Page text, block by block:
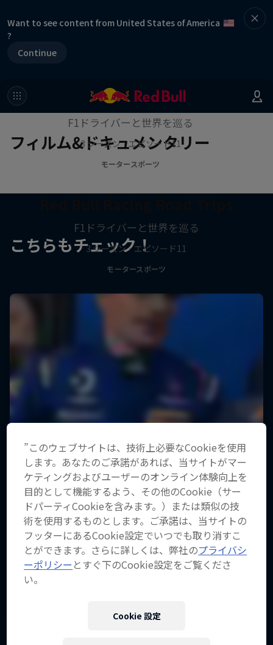
Want to see content from United States of America
?
Continue
フィルム&ドキュメンタリー
Red Bull Racing Road Trips
F1ドライバーと世界を巡る
3 シーズン · エピソード11
モータースポーツ
こちらもチェック！
F1ドライバーと世界を巡る
3 シーズン · エピソード11
モータースポーツ
作品名【On Pace -パストラー
ナ-】
”このウェブサイトは、技術上必要なCookieを使用
します。あなたのご承諾があれば、当サイトがマー
ケティングおよびユーザーのオンライン体験向上を
目的として機能するよう、その他のCookie（サー
ドパーティCookieを含みます。）または類似の技
術を使用するものとします。ご承諾は、当サイトの
フッターにあるCookie設定でいつでも取り消すこ
とができます。さらに詳しくは、弊社のプライバシ
ーポリシー とすぐ下のCookie設定をご覧くださ
い。
Cookie 設定